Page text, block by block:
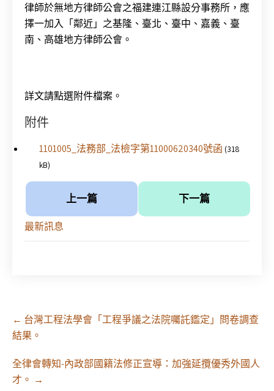
律師於無地方律師公會之福建連江縣設分事務所，應
擇一加入「鄰近」之基隆、臺北、臺中、嘉義、臺
南、高雄地方律師公會。
詳文請點選附件檔案。
附件
1101005_法務部_法檢字第11000620340號函 (318
kB)
上一篇 下一篇
最新訊息
Post
navigation
← 台灣工程法學會「工程爭議之法院囑託鑑定」問卷調查
結果。
全律會轉知-內政部國籍法修正宣導：加強延攬優秀外國人
才。 →
徵求參與115年教師法律諮詢補助計畫人才庫(請於